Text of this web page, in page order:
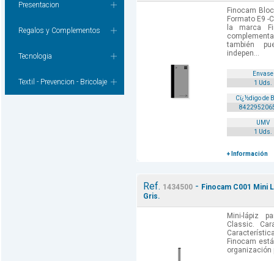
Presentacion
Regalos y Complementos
Tecnologia
Textil - Prevencion - Bricolaje
Finocam
Formato E9 -
la marca
también
indepen...
Envase
1 Uds.
Cï¿½digo de
UMV
1 Uds.
+ Información
Ref. 1434500- Finocam C001 Mini
Gris.
Mini-lápiz
Classic.
Finocam
organización